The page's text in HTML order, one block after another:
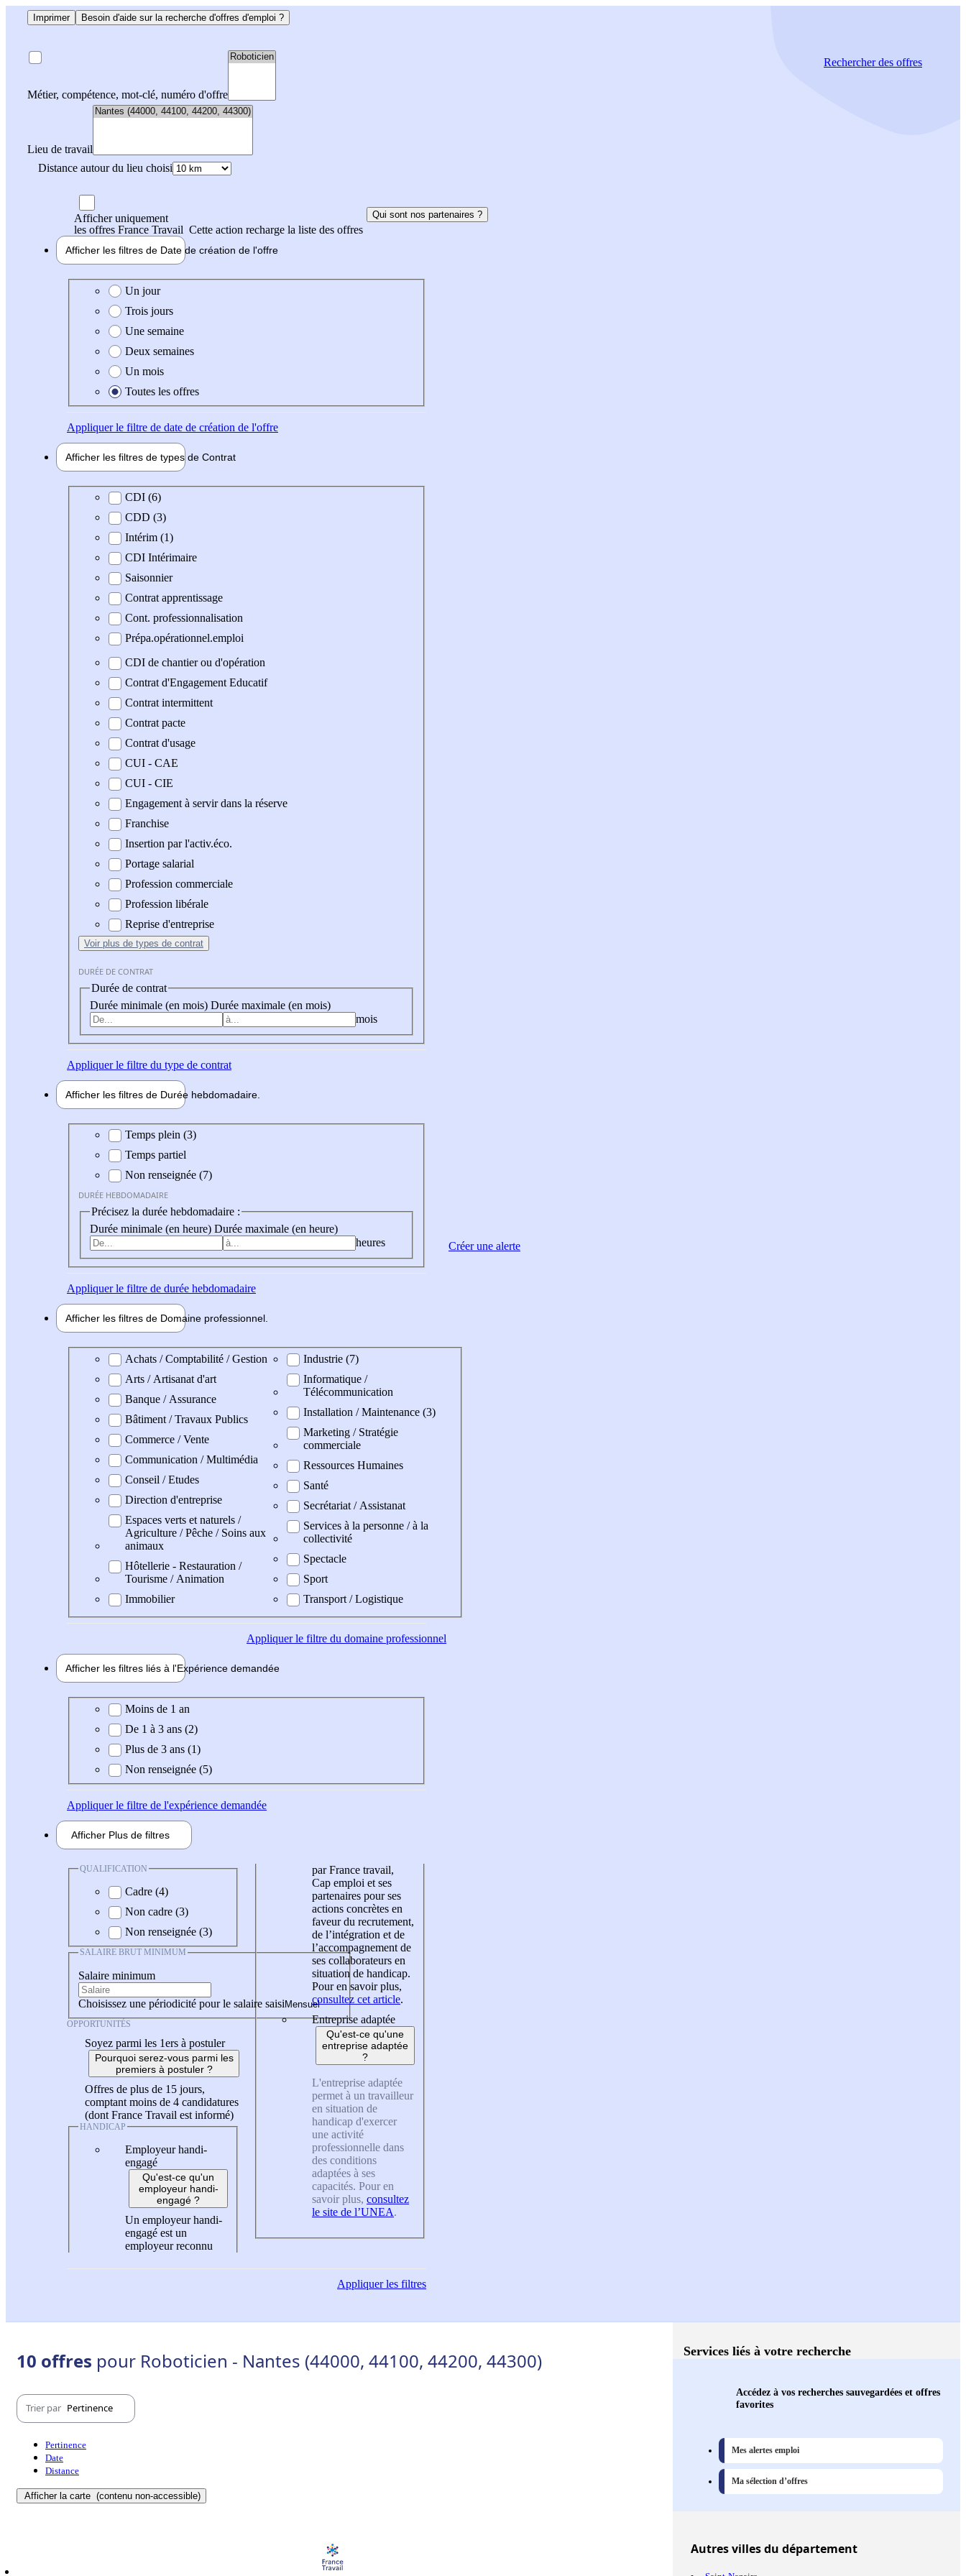
Imprimer Besoin d'aide sur la recherche d'offres d'emploi ?
Métier, compétence, mot-clé, numéro d'offre
Lieu de travail
Distance autour du lieu choisi
Rechercherdes offres
Afficher uniquement
les offres France Travail Cette action recharge la liste des offres
Qui sont nos partenaires ?
Afficher les filtres de Date de création de l'offre
Date de création de l'offre
Un jour
Trois jours
Une semaine
Deux semaines
Un mois
Toutes les offres
Appliquerle filtre de date de création de l'offre
Afficher les filtres de types de Contrat
Type de contrat
CDI (6)
CDD (3)
Intérim (1)
CDI Intérimaire
Saisonnier
Contrat apprentissage
Cont. professionnalisation
Prépa.opérationnel.emploi
CDI de chantier ou d'opération
Contrat d'Engagement Educatif
Contrat intermittent
Contrat pacte
Contrat d'usage
CUI - CAE
CUI - CIE
Engagement à servir dans la réserve
Franchise
Insertion par l'activ.éco.
Portage salarial
Profession commerciale
Profession libérale
Reprise d'entreprise
Voir plus de types de contrat
DURÉE DE CONTRAT
Durée de contrat
Durée minimale (en mois) Durée maximale (en mois)
mois
Appliquerle filtre du type de contrat
Afficher les filtres de Durée hebdomadaire
Durée hebdomadaire
Temps plein (3)
Temps partiel
Non renseignée (7)
DURÉE HEBDOMADAIRE
Précisez la durée hebdomadaire :
Durée minimale (en heure) Durée maximale (en heure)
heures
Appliquerle filtre de durée hebdomadaire
Afficher les filtres de Domaine professionnel
Domaine professionel
Achats / Comptabilité / Gestion
Arts / Artisanat d'art
Banque / Assurance
Bâtiment / Travaux Publics
Commerce / Vente
Communication / Multimédia
Conseil / Etudes
Direction d'entreprise
Espaces verts et naturels /
Agriculture / Pêche / Soins aux
animaux
Hôtellerie - Restauration /
Tourisme / Animation
Immobilier
Industrie (7)
Informatique /
Télécommunication
Installation / Maintenance (3)
Marketing / Stratégie
commerciale
Ressources Humaines
Santé
Secrétariat / Assistanat
Services à la personne / à la
collectivité
Spectacle
Sport
Transport / Logistique
Appliquerle filtre du domaine professionnel
Afficher les filtres liés à l'Expérience demandée
Expérience demandée
Moins de 1 an
De 1 à 3 ans (2)
Plus de 3 ans (1)
Non renseignée (5)
Appliquerle filtre de l'expérience demandée
Afficher Plus de filtres
QUALIFICATION
Cadre (4)
Non cadre (3)
Non renseignée (3)
SALAIRE BRUT MINIMUM
Salaire minimum
Choisissez une périodicité pour le salaire saisi
OPPORTUNITÉS
Soyez parmi les 1ers à postuler
Pourquoi serez-vous parmi les
premiers à postuler ?
Offres de plus de 15 jours,
comptant moins de 4 candidatures
(dont France Travail est informé)
HANDICAP
Employeur handi-
engagé
Qu'est-ce qu'un
employeur handi-
engagé ?
Un employeur handi-
engagé est un
employeur reconnu
par France travail,
Cap emploi et ses
partenaires pour ses
actions concrètes en
faveur du recrutement,
de l’intégration et de
l’accompagnement de
ses collaborateurs en
situation de handicap.
Pour en savoir plus,
consultez cet article.
Entreprise adaptée
Qu'est-ce qu'une
entreprise adaptée
?
L'entreprise adaptée
permet à un travailleur
en situation de
handicap d'exercer
une activité
professionnelle dans
des conditions
adaptées à ses
capacités. Pour en
savoir plus, consultez
le site de l’UNEA.
Appliquerles filtres
Créer une alerte
10 offres pour Roboticien - Nantes (44000, 44100, 44200, 44300)
Trier par Pertinence
Pertinence
Date
Distance
Afficher la carte (contenu non-accessible)
Services liés à votre recherche
Accédez à vos recherches sauvegardées et offres
favorites
Mes alertes emploi
Ma sélection d’offres
Autresvillesdu département